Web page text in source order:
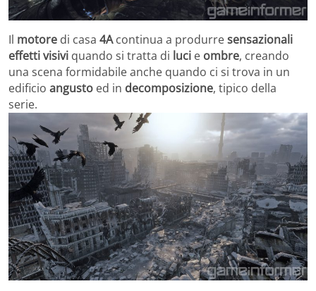
Il motore di casa 4Acontinua a produrresensazionali
effetti visivi quando si tratta di luci e ombre, creando
una scena formidabile anche quando ci si trova in un
edificio angusto ed in decomposizione, tipico della
serie.